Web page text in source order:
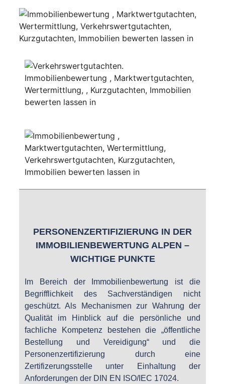
PERSONENZERTIFIZIERUNG IN DER
IMMOBILIENBEWERTUNG ALPEN –
WICHTIGE PUNKTE
Im Bereich der Immobilienbewertung ist die
Begrifflichkeit des Sachverständigen nicht
geschützt. Als Mechanismen zur Wahrung der
Qualität im Hinblick auf die persönliche und
fachliche Kompetenz bestehen die „öffentliche
Bestellung und Vereidigung“ und die
Personenzertifizierung durch eine
Zertifizerungsstelle unter Einhaltung der
Anforderungen der DIN EN ISO/IEC 17024.